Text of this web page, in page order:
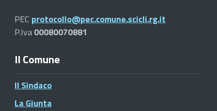
PEC protocollo@pec.comune.scicli.rg.it
P.Iva00080070881
Il Comune
Il Sindaco
La Giunta